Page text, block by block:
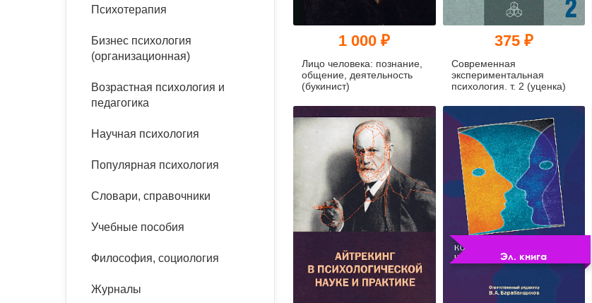
панические атаки
Психодрама
Сказкотерапия
психотерапии
Классический, эриксоновский
эргономика
Социальная психология
Психология развития
организационная психология
психоанализ
Психотерапия
Бизнес психология
(организационная)
Возрастная психология и
педагогика
Научная психология
Популярная психология
Словари, справочники
Учебные пособия
Философия, социология
Журналы
1 000 ₽
Лицо человека: познание,
общение, деятельность
(букинист)
375 ₽
Современная
экспериментальная
психология. т. 2 (уценка)
Эл. книга